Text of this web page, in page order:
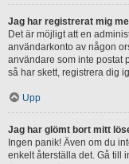
Jag har registrerat mig
Det är möjligt att en
användarkonto av någon
användare som inte postat
så har skett, registrera dig
Upp
Jag har glömt bort mitt
Ingen panik! Även om du
enkelt återställa det. Gå till